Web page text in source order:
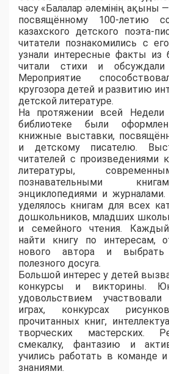
часу «Балалар әлемінің ақыны
посвящённому 100-летию
казахского детского поэта-
читатели познакомились с
узнали интересные факты из
читали стихи и
Мероприятие
кругозора детей и развитию
детской литературе.
На протяжении всей Недели
библиотеке были
книжные выставки,
и детскому писателю.
читателей с произведениями
литературы,
познавательными
энциклопедиями и
уделялось книгам для всех
дошкольников, младших
и семейного чтения.
найти книгу по интересам,
нового автора и выбрать
полезного досуга.
Большой интерес у детей
конкурсы и викторины.
удовольствием
играх, конкурсах
прочитанных книг,
творческих мастерских.
смекалку, фантазию и
учились работать в команде
знаниями.